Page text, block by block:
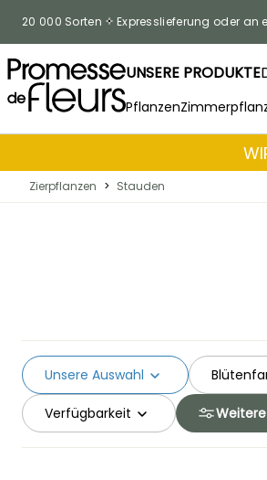
20 000 Sorten Expresslieferung oder an
UNSERE PRODUKTE
Pflanzen
Zierpflanzen > Stauden
Unsere Auswahl
Verfügbarkeit